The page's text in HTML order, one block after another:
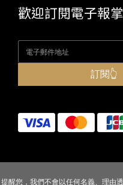
歡迎訂閱電子報
訂閱👆
提醒您，我們不會以任何名義、理由